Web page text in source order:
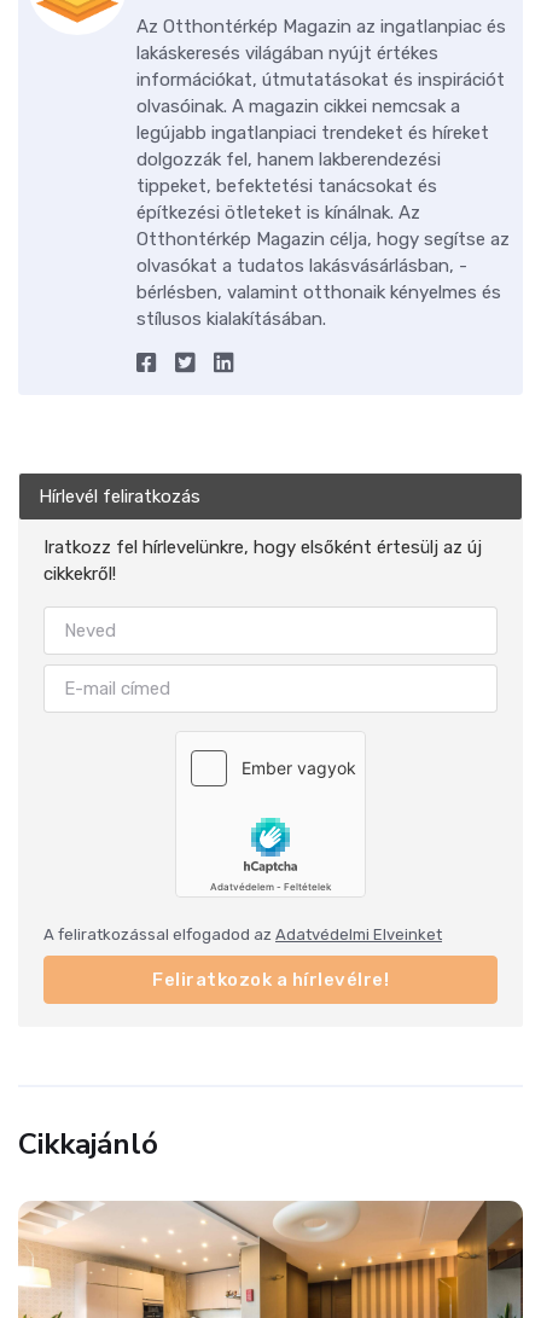
Az Otthontérkép Magazin az ingatlanpiac és
lakáskeresés világában nyújt értékes
információkat, útmutatásokat és inspirációt
olvasóinak. A magazin cikkei nemcsak a
legújabb ingatlanpiaci trendeket és híreket
dolgozzák fel, hanem lakberendezési
tippeket, befektetési tanácsokat és
építkezési ötleteket is kínálnak. Az
Otthontérkép Magazin célja, hogy segítse az
olvasókat a tudatos lakásvásárlásban, -
bérlésben, valamint otthonaik kényelmes és
stílusos kialakításában.
Hírlevél feliratkozás
Iratkozz fel hírlevelünkre, hogy elsőként értesülj az új
cikkekről!
A feliratkozással elfogadod az Adatvédelmi Elveinket
Feliratkozok a hírlevélre!
Cikkajánló